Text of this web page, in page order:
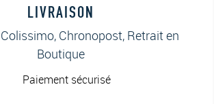
LIVRAISON
Chronopost, Retrait en
Boutique